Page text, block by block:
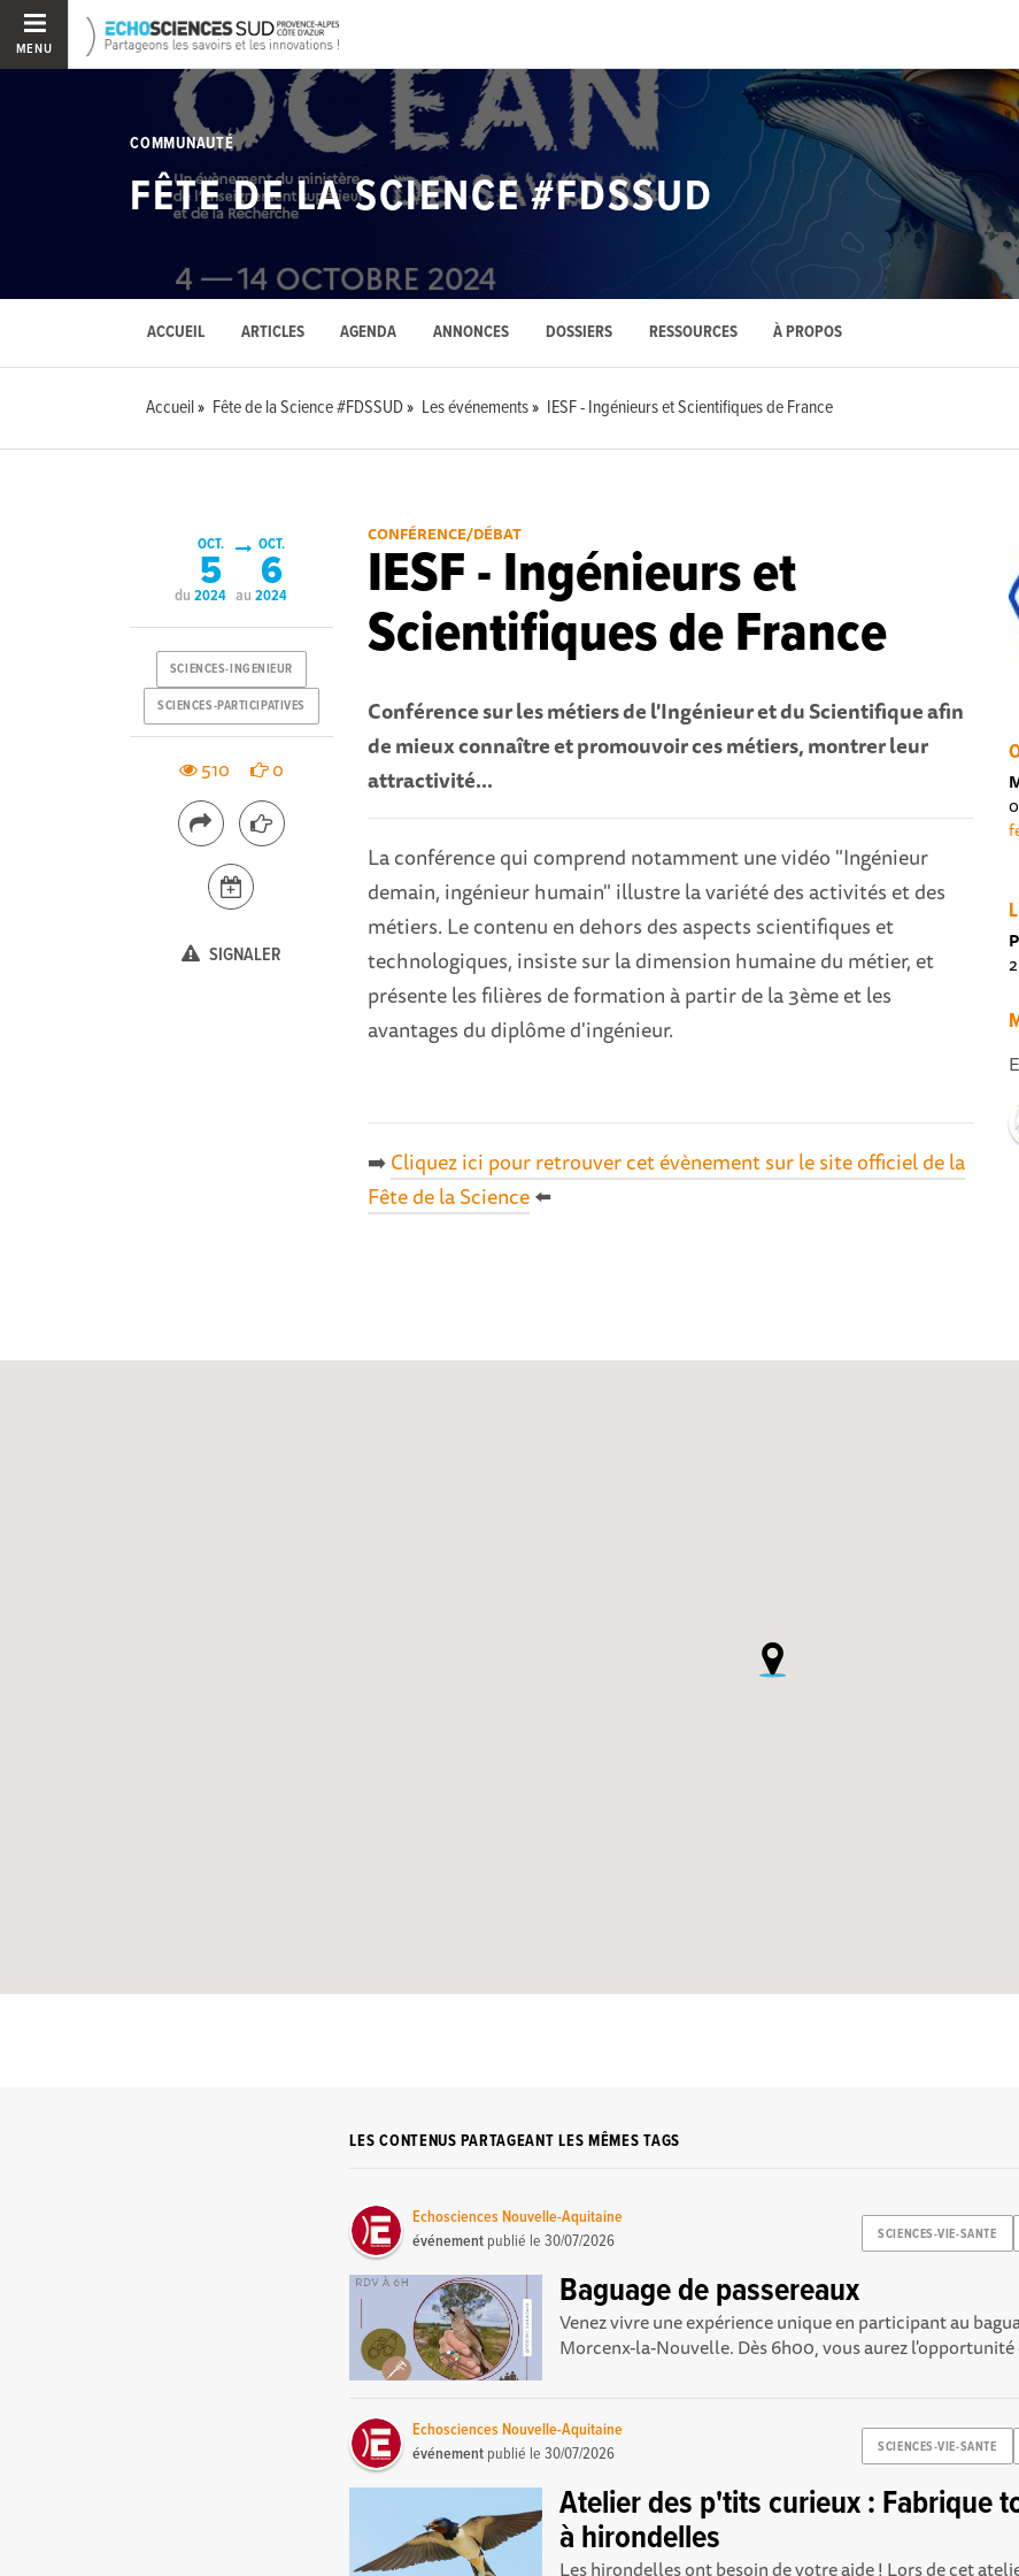
MENU
COMMUNAUTÉ
FÊTE DE LA SCIENCE #FDSSUD
ACCUEIL ARTICLES AGENDA ANNONCES DOSSIERS RESSOURCES À PROPOS
Accueil Fête de la Science #FDSSUD Les événements IESF - Ingénieurs et Scientifiques de France
CONFÉRENCE/DÉBAT
IESF - Ingénieurs et
Scientifiques de France
Conférence sur les métiers de l'Ingénieur et du Scientifique afin
de mieux connaître et promouvoir ces métiers, montrer leur
attractivité...
La conférence qui comprend notamment une vidéo "Ingénieur
demain, ingénieur humain" illustre la variété des activités et des
métiers. Le contenu en dehors des aspects scientifiques et
technologiques, insiste sur la dimension humaine du métier, et
présente les filières de formation à partir de la 3ème et les
avantages du diplôme d'ingénieur.
➡️Cliquez ici pour retrouver cet évènement sur le site officiel de la
Fête de la Science⬅️
du
OCT.
5
2024 au
OCT.
6
2024
SCIENCES-INGENIEUR
SCIENCES-PARTICIPATIVES
510 0
SIGNALER
LES CONTENUS PARTAGEANT LES MÊMES TAGS
SCIENCES-VIE-SANTE
Echosciences Nouvelle-Aquitaine
événement publié le30/07/2026
Baguage de passereaux
Venez vivre une expérience unique en participant au
Morcenx-la-Nouvelle. Dès 6h00, vous aurez l'opportunité
SCIENCES-VIE-SANTE
Echosciences Nouvelle-Aquitaine
événement publié le30/07/2026
Atelier des p'tits curieux : Fabrique
à hirondelles
Les hirondelles ont besoin de votre aide ! Lors de cet